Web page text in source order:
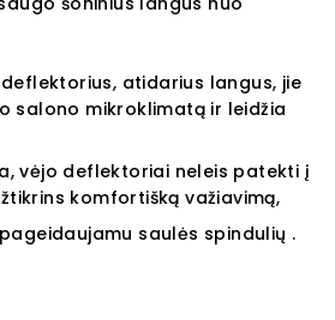
atidarius langus, jie
salono mikroklimatą ir leidžia
vėjo deflektoriai neleis patekti į
komfortišką važiavimą,
saulės spindulių .